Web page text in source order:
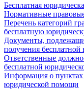
Бесплатная
Нормативные
Перечень категорий
бесплатную
Документы,
получения
Ответственные
бесплатной
Информация о пунктах
юридической помощи